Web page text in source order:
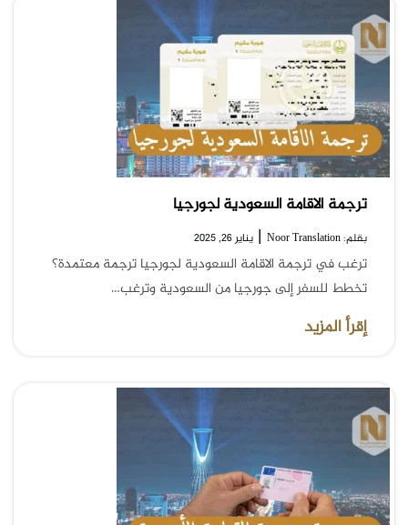
ترجمة الاقامة السعودية لجورجيا
بقلم: Noor Translation | يناير 26, 2025
ترغب في ترجمة الاقامة السعودية لجورجيا ترجمة معتمدة؟
تخطط للسفر إلى جورجيا من السعودية وترغب…
إقرأ المزيد